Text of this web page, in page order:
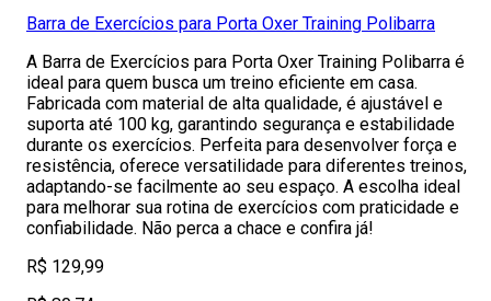
Barra de Exercícios para Porta Oxer Training Polibarra
A Barra de Exercícios para Porta Oxer Training Polibarra é
ideal para quem busca um treino eficiente em casa.
Fabricada com material de alta qualidade, é ajustável e
suporta até 100 kg, garantindo segurança e estabilidade
durante os exercícios. Perfeita para desenvolver força e
resistência, oferece versatilidade para diferentes treinos,
adaptando-se facilmente ao seu espaço. A escolha ideal
para melhorar sua rotina de exercícios com praticidade e
confiabilidade. Não perca a chace e confira já!
R$ 129,99